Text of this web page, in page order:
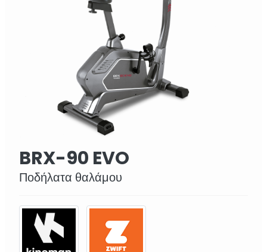
BRX-90 EVO
Ποδήλατα θαλάμου